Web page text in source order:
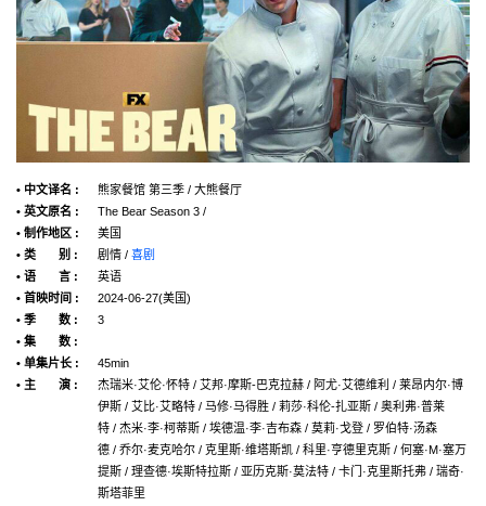
• 中文译名 :
熊家餐馆 第三季 / 大熊餐厅
• 英文原名 :
The Bear Season 3 /
• 制作地区 :
美国
• 类 别 :
剧情 / 喜剧
• 语 言 :
英语
• 首映时间 :
2024-06-27(美国)
• 季 数 :
3
• 集 数 :
• 单集片长 :
45min
• 主 演 :
杰瑞米·艾伦·怀特 / 艾邦·摩斯-巴克拉赫 / 阿尤·艾德维利 / 莱昂内尔·博
伊斯 / 艾比·艾略特 / 马修·马得胜 / 莉莎·科伦-扎亚斯 / 奥利弗·普莱
特 / 杰米·李·柯蒂斯 / 埃德温·李·吉布森 / 莫莉·戈登 / 罗伯特·汤森
德 / 乔尔·麦克哈尔 / 克里斯·维塔斯凯 / 科里·亨德里克斯 / 何塞·M·塞万
提斯 / 理查德·埃斯特拉斯 / 亚历克斯·莫法特 / 卡门·克里斯托弗 / 瑞奇·
斯塔菲里